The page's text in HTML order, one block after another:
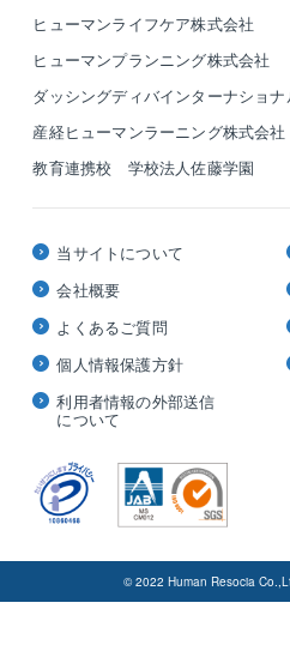
ヒューマンライフケア株式会社
ヒューマンプランニング株式会社
ダッシングディバインターナショナ
産経ヒューマンラーニング株式会社
教育連携校 学校法人佐藤学園
当サイトについて
会社概要
よくあるご質問
個人情報保護方針
利用者情報の外部送信
について
© 2022 Human Resocia